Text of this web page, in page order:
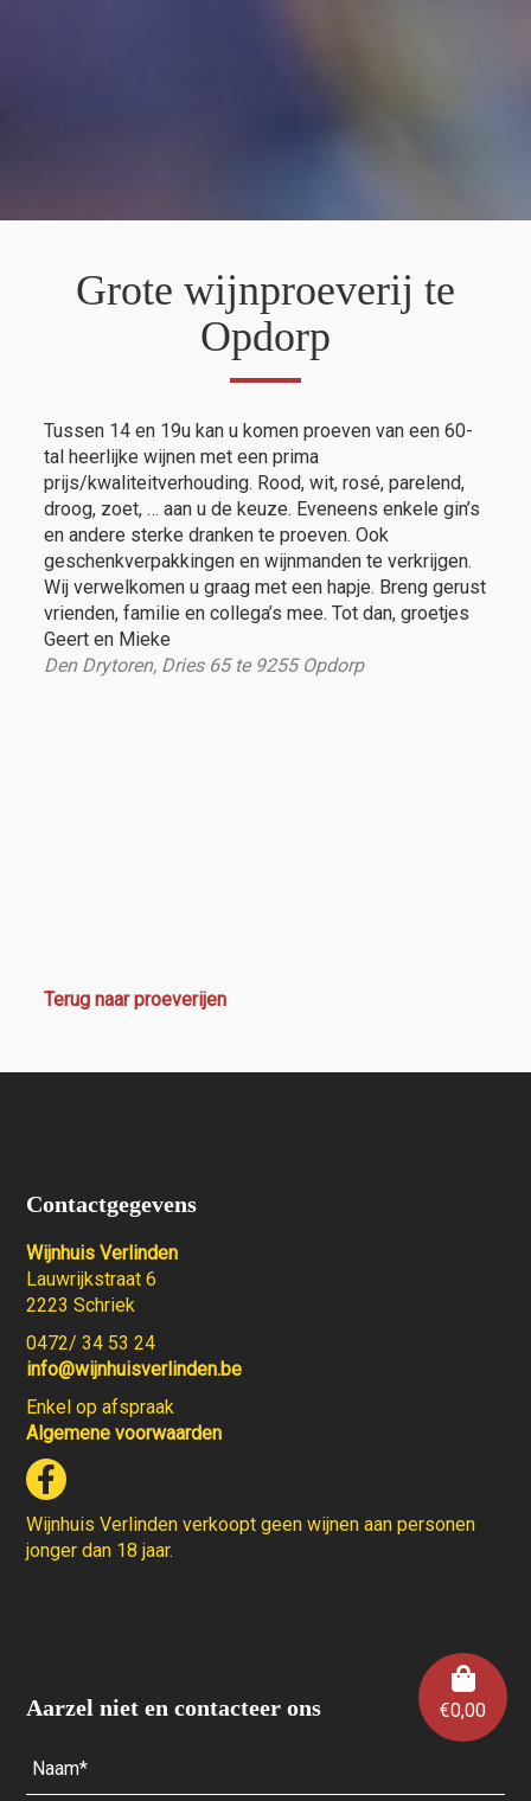
€0,00
Grote wijnproeverij te
Opdorp
Tussen 14 en 19u kan u komen proeven van een 60-
tal heerlijke wijnen met een prima
prijs/kwaliteitverhouding. Rood, wit, rosé, parelend,
droog, zoet, … aan u de keuze. Eveneens enkele gin’s
en andere sterke dranken te proeven. Ook
geschenkverpakkingen en wijnmanden te verkrijgen.
Wij verwelkomen u graag met een hapje. Breng gerust
vrienden, familie en collega’s mee. Tot dan, groetjes
Geert en Mieke
Den Drytoren, Dries 65 te 9255 Opdorp
Terug naar proeverijen
Contactgegevens
Wijnhuis Verlinden
Lauwrijkstraat 6
2223 Schriek
0472/ 34 53 24
info@wijnhuisverlinden.be
Enkel op afspraak
Algemene voorwaarden
Wijnhuis Verlinden verkoopt geen wijnen aan personen
jonger dan 18 jaar.
Aarzel niet en contacteer ons